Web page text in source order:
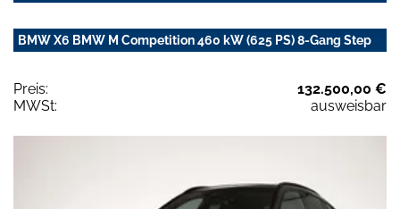
BMW X6 BMW M Competition 460 kW (625 PS) 8-Gang Step
Preis:
132.500,00 €
MWSt:
ausweisbar